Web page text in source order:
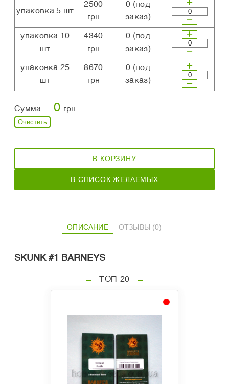
упаковка 5 шт
2500
грн
0 (под
заказ)
упаковка 10
шт
4340
грн
0 (под
заказ)
упаковка 25
шт
8670
грн
0 (под
заказ)
Сумма: 0 грн
Очистить
В КОРЗИНУ
В СПИСОК ЖЕЛАЕМЫХ
ОПИСАНИЕ ОТЗЫВЫ (0)
SKUNK #1 BARNEYS
ТОП 20